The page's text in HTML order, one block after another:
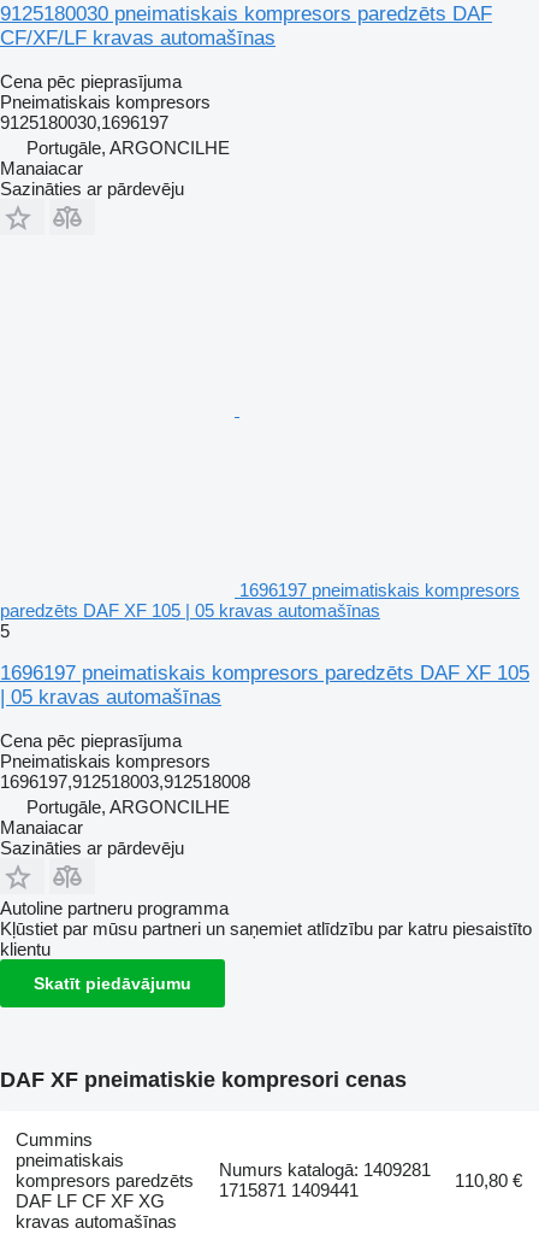
9125180030 pneimatiskais kompresors paredzēts DAF
CF/XF/LF kravas automašīnas
Cena pēc pieprasījuma
Pneimatiskais kompresors
9125180030,1696197
Portugāle, ARGONCILHE
Manaiacar
Sazināties ar pārdevēju
1696197 pneimatiskais kompresors
paredzēts DAF XF 105 | 05 kravas automašīnas
5
1696197 pneimatiskais kompresors paredzēts DAF XF 105
| 05 kravas automašīnas
Cena pēc pieprasījuma
Pneimatiskais kompresors
1696197,912518003,912518008
Portugāle, ARGONCILHE
Manaiacar
Sazināties ar pārdevēju
Autoline partneru programma
Kļūstiet par mūsu partneri un saņemiet atlīdzību par katru piesaistīto
klientu
Skatīt piedāvājumu
DAF XF pneimatiskie kompresori cenas
Cummins
pneimatiskais
kompresors paredzēts
DAF LF CF XF XG
kravas automašīnas
Numurs katalogā: 1409281
1715871 1409441
110,80 €